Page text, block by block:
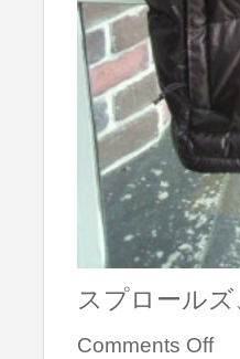
スプロール
Comments Off